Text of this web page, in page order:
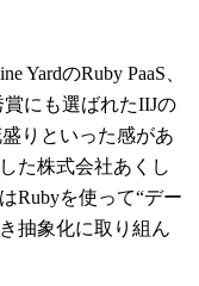
YardのRuby PaaS、
にも選ばれたIIJの
りといった感があ
た株式会社あくし
Rubyを使って“デー
抽象化に取り組ん